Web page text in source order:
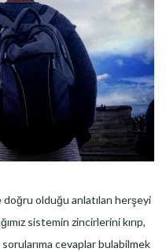
doğru olduğu anlatılan herşeyi
sistemin zincirlerini kırıp,
cevaplar bulabilmek